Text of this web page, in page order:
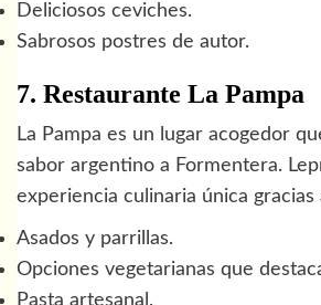
Deliciosos ceviches.
Sabrosos postres de autor.
7. Restaurante La Pampa
La Pampa es un lugar acogedor
sabor argentino a Formentera.
experiencia culinaria única gracias
Asados y parrillas.
Opciones vegetarianas que
Pasta artesanal.